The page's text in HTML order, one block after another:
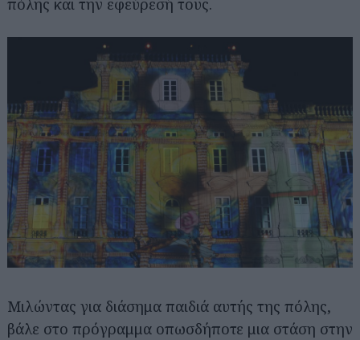
πόλης και την εφεύρεσή τους.
Μιλώντας για διάσημα παιδιά αυτής της πόλης,
βάλε στο πρόγραμμα οπωσδήποτε μια στάση στην